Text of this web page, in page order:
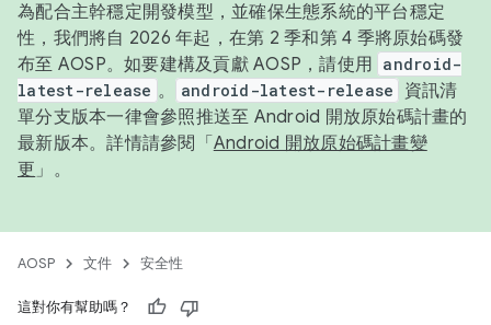
為配合主幹穩定開發模型，並確保生態系統的平台穩定
性，我們將自 2026 年起，在第 2 季和第 4 季將原始碼發
布至 AOSP。如要建構及貢獻 AOSP，請使用 android-
latest-release 。 android-latest-release
資訊清
單分支版本一律會參照推送至 Android 開放原始碼計畫的
最新版本。詳情請參閱「 Android 開放原始碼計畫變
更 」。
AOSP 文件 安全性
這對你有幫助嗎？